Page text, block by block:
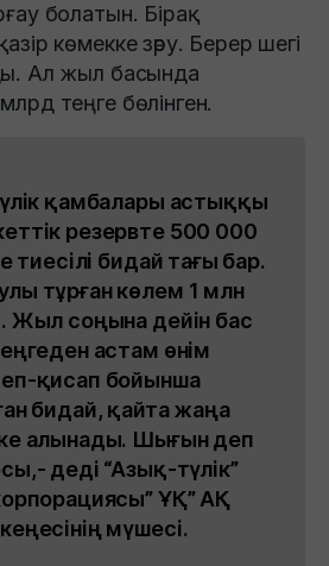
болатын. Бірақ
көмекке зәру. Берер шегі
Ал жыл басында
теңге бөлінген.
қамбалары астыққы
резервте 500 000
тиесілі бидай тағы бар.
тұрған көлем 1 млн
Жыл соңына дейін бас
астам өнім
қисап бойынша
бидай, қайта жаңа
алынады. Шығын деп
деді “Азық-түлік”
ҰҚ” АҚ
мүшесі.